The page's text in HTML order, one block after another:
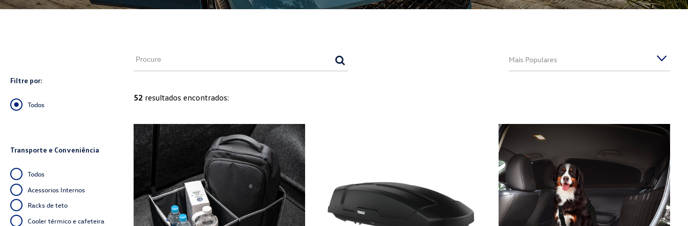
Filtre por:
Todos
Transporte e Conveniência
Todos
Acessorios Internos
Racks de teto
Cooler térmico e cafeteira
Mais Populares
52 resultados encontrados: